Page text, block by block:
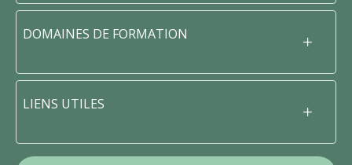
DOMAINES DE FORMATION
LIENS UTILES